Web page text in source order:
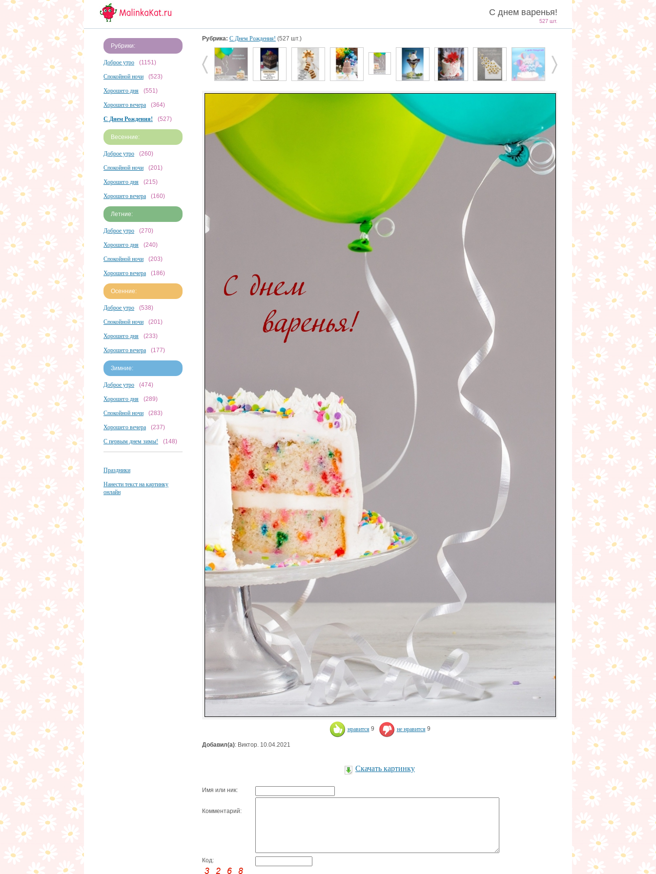
С днем варенья!
527 шт.
Рубрики:
Доброе утро (1151)
Спокойной ночи (523)
Хорошего дня (551)
Хорошего вечера (364)
С Днем Рождения! (527)
Весенние:
Доброе утро (260)
Спокойной ночи (201)
Хорошего дня (215)
Хорошего вечера (160)
Летние:
Доброе утро (270)
Хорошего дня (240)
Спокойной ночи (203)
Хорошего вечера (186)
Осенние:
Доброе утро (538)
Спокойной ночи (201)
Хорошего дня (233)
Хорошего вечера (177)
Зимние:
Доброе утро (474)
Хорошего дня (289)
Спокойной ночи (283)
Хорошего вечера (237)
С первым днем зимы! (148)
Праздники
Нанести текст на картинку
онлайн
Рубрика: С Днем Рождения! (527 шт.)
нравится 9 не нравится 9
Добавил(а): Виктор. 10.04.2021
Скачать картинку
Имя или ник:
Комментарий:
Код: